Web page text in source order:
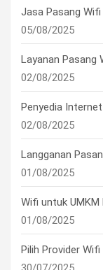
Jasa Pasang Wifi
05/08/2025
Layanan Pasang
02/08/2025
Penyedia
02/08/2025
Langganan
01/08/2025
Wifi untuk UMKM
01/08/2025
Pilih Provider